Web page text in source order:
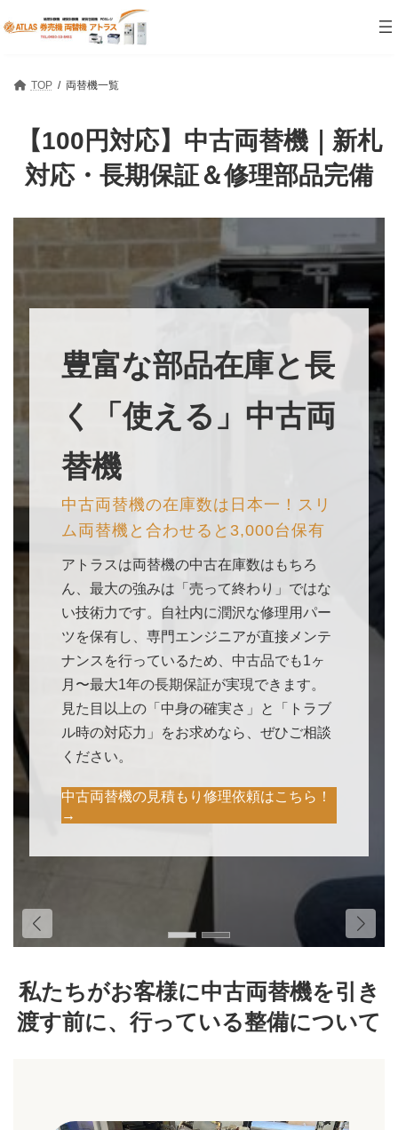
ン
テ
ビ
ゲ
TOP 両替機一覧
【100円対応】中古両替機｜新札
対応・長期保証＆修理部品完備
豊富な部品在庫と長
く「使える」中古両
替機
中古両替機の在庫数は日本一！スリ
ム両替機と合わせると3,000台保有
アトラスは両替機の中古在庫数はもちろ
ん、最大の強みは「売って終わり」ではな
い技術力です。自社内に潤沢な修理用パー
ツを保有し、専門エンジニアが直接メンテ
ナンスを行っているため、中古品でも1ヶ
月〜最大1年の長期保証が実現できます。
見た目以上の「中身の確実さ」と「トラブ
ル時の対応力」をお求めなら、ぜひご相談
ください。
中古両替機の見積もり修理依頼はこちら！
→
私たちがお客様に中古両替機を引き
渡す前に、行っている整備について